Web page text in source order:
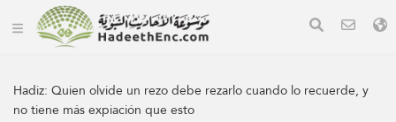
Hadiz:Quien olvide un rezo debe rezarlo cuando lo recuerde, y
no tiene más expiación que esto